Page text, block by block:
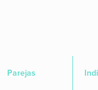
Parejas